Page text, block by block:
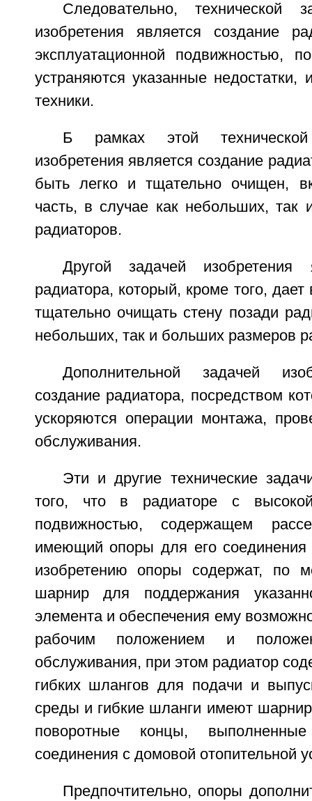
Следовательно, технической
изобретения является создание
эксплуатационной подвижностью,
устраняются указанные недостатки,
техники.
Б рамках этой
изобретения является создание
быть легко и тщательно очищен,
часть, в случае как небольших, так
радиаторов.
Другой задачей изобретения
радиатора, который, кроме того, дает
тщательно очищать стену позади
небольших, так и больших размеров
Дополнительной задачей
создание радиатора, посредством
ускоряются операции монтажа,
обслуживания.
Эти и другие технические
того, что в радиаторе с высокой
подвижностью, содержащем
имеющий опоры для его соединения
изобретению опоры содержат, по
шарнир для поддержания
элемента и обеспечения ему
рабочим положением и
обслуживания, при этом радиатор
гибких шлангов для подачи и
среды и гибкие шланги имеют
поворотные концы,
соединения с домовой отопительной
Предпочтительно, опоры